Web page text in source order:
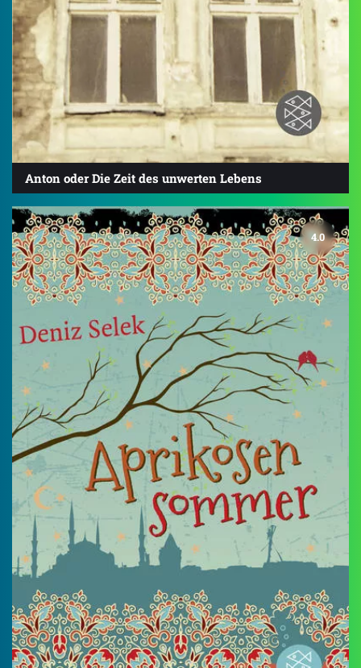
Anton oder Die Zeit des unwerten Lebens
4.0